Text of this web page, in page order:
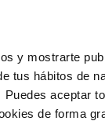
y mostrarte
tus hábitos de
aceptar
de forma
DE DATOS
DE SERVICIO
AGUA
Nuestros